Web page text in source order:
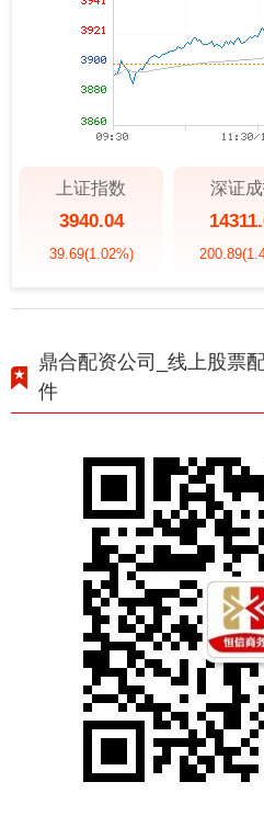
上证指数
3940.04
39.69(1.02%)
深证
200.89
鼎合配资公司_线上股票
件